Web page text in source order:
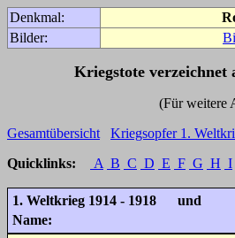
Denkmal:
Bilder:
Kriegstote verzeichnet
(Für weitere Angaben zu
Gesamtübersicht
Kriegsopfer 1.
Quicklinks:
A B C D E F G H I
1. Weltkrieg 1914 - 1918 und
Name: